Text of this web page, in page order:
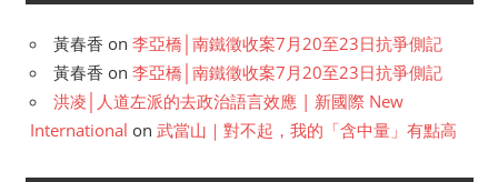
黃春香 on 李亞橋│南鐵徵收案7月20至23日抗爭側記
黃春香 on 李亞橋│南鐵徵收案7月20至23日抗爭側記
洪凌│人道左派的去政治語言效應 | 新國際 New
International on 武當山｜對不起，我的「含中量」有點高